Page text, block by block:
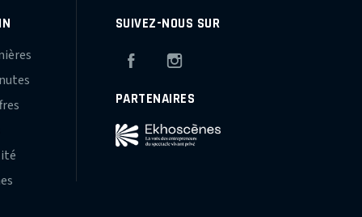
SUIVEZ-NOUS SUR
Facebook
PARTENAIRES